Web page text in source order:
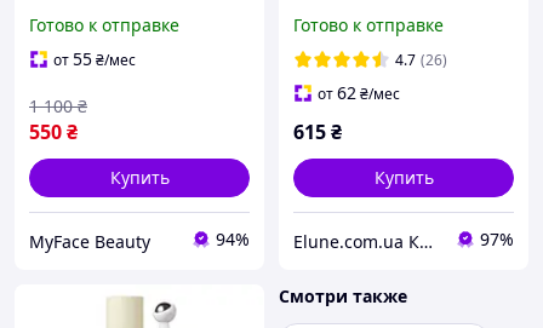
Ginseng + Retinal 30 мл
Готово к отправке
от55₴/мес
550₴
1 100 ₴
Купить
MyFace Beauty 94%
Serum 10 мл
Готово к отправке
4.7 (26)
от62₴/мес
615₴
Купить
Elune.com.ua Косметика и Духи 97%
Смотри также